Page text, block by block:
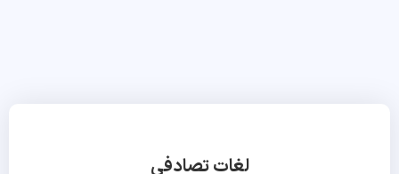
لغات تصادفی